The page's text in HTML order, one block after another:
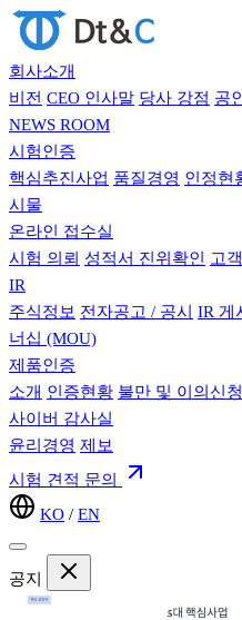
회사소개
비전 CEO 인사말 당사 강점 공
NEWS ROOM
시험인증
핵심추진사업 품질경영 인정현
시물
온라인 접수실
시험 의뢰 성적서 진위확인 고
IR
주식정보 전자공고 / 공시 IR 게
너십 (MOU)
제품인증
소개 인증현황 불만 및 이의신청
사이버 감사실
윤리경영 제보
시험 견적 문의
KO / EN
공지